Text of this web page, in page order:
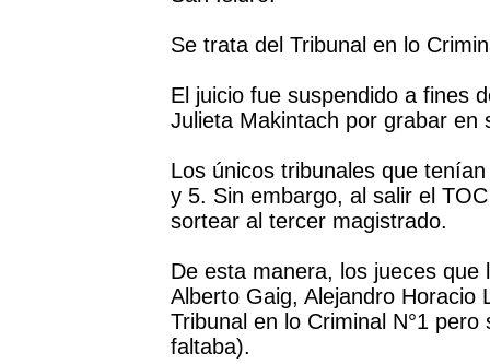
Se trata del Tribunal en lo
El juicio fue suspendido a fines
Julieta Makintach por grabar en
Los únicos tribunales que
y 5. Sin embargo, al salir el
sortear al tercer magistrado.
De esta manera, los jueces
Alberto Gaig, Alejandro Horacio
Tribunal en lo Criminal N°1
faltaba).